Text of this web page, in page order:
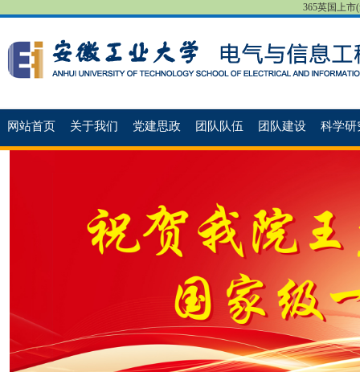
365英国上市
网站首页 关于我们 党建思政 团队队伍 团队建设 科学